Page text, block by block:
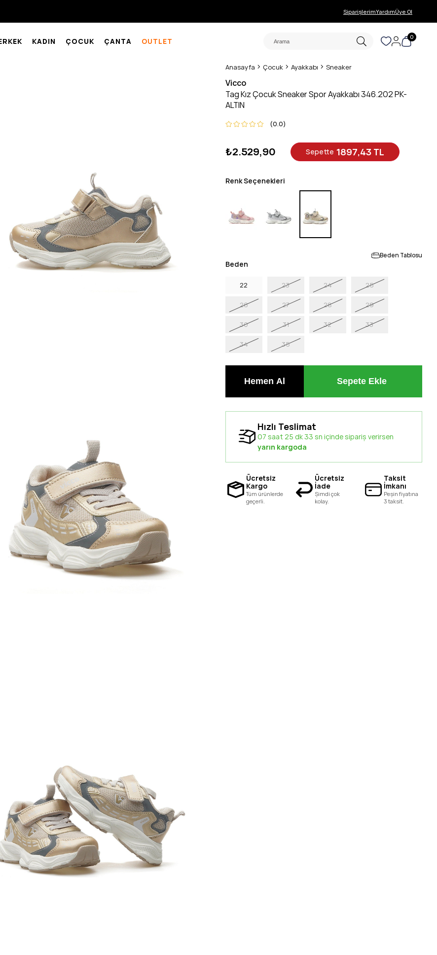
SiparişlerimYardımÜye Ol
KADIN ÇOCUK ÇANTA OUTLET 0
Anasayfa Çocuk Ayakkabı Sneaker
Vicco
Tag Kız Çocuk Sneaker Spor Ayakkabı 346.202 PK-
ALTIN
0.0
₺2.529,90 Sepette 1897,43 TL
Renk Seçenekleri
Beden Tablosu
Beden
22 23 24 25
26 27 28 29
30 31 32 33
34 35
Hızlı Teslimat
07 saat 25 dk 32 sn içinde sipariş verirsen
yarın kargoda
Ücretsiz
Kargo
Tüm ürünlerde
geçerli.
Ücretsiz
İade
Şimdi çok
kolay.
Taksit
İmkanı
Peşin fiyatına
3 taksit.